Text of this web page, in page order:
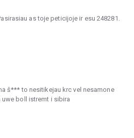
as toje peticijoje ir esu 248281.
š*** to nesitikejau krc vel nesamone
boll istremt i sibira